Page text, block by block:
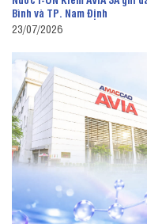
Bình và TP. Nam Định
23/07/2026